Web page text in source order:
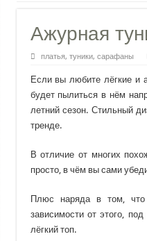
Ажурная
платья, туники, сарафаны
Если вы любите лёгкие и
будет пылиться в нём
летний сезон. Стильный
тренде.
В отличие от многих
просто, в чём вы сами
Плюс наряда в том, что
зависимости от этого,
лёгкий топ.